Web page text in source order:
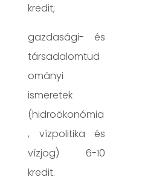
kredit;
gazdasági- és
társadalomtud
ományi
ismeretek
(hidroökonómia
, vízpolitika és
vízjog) 6-10
kredit.